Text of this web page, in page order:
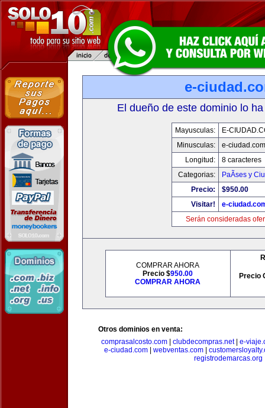
e-
El dueño de este dominio lo
Mayusculas:
E-
Minusculas:
e-ciudad.com
Longitud:
8 caracteres
Categorias:
PaÃ­ses y
Precio:
$950.00
Visitar!
e-
Serán consideradas
COMPRAR AHORA
Precio $950.00
COMPRAR AHORA
Precio
Otros dominios en venta:
comprasalcosto.com
clubdecompras.net| e-
e-ciudad.com| webventas.com|
registrodemarcas.org